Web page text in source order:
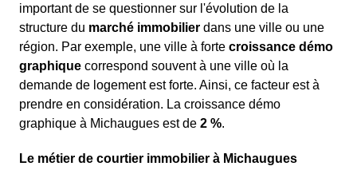
important de se questionner sur l'évolution de la
structure du marché immobilier dans une ville ou une
région. Par exemple, une ville à forte croissance démo
graphique correspond souvent à une ville où la
demande de logement est forte. Ainsi, ce facteur est à
prendre en considération. La croissance démo
graphique à Michaugues est de 2 %.
Le métier de courtier immobilier à Michaugues